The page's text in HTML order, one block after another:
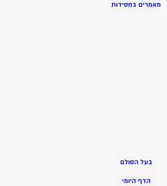
מאמרים בחסידות
בעל הסולם
הדף היומי